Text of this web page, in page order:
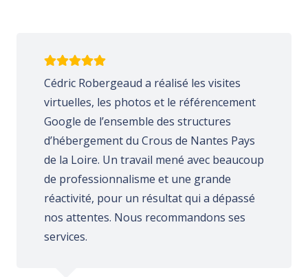
Cédric Robergeaud a réalisé les visites
virtuelles, les photos et le référencement
Google de l’ensemble des structures
d’hébergement du Crous de Nantes Pays
de la Loire. Un travail mené avec beaucoup
de professionnalisme et une grande
réactivité, pour un résultat qui a dépassé
nos attentes. Nous recommandons ses
services.